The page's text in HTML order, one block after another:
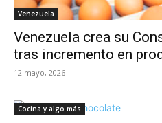
Venezuela
Venezuela crea su
tras incremento en
12 mayo, 2026
Cocina y algo más